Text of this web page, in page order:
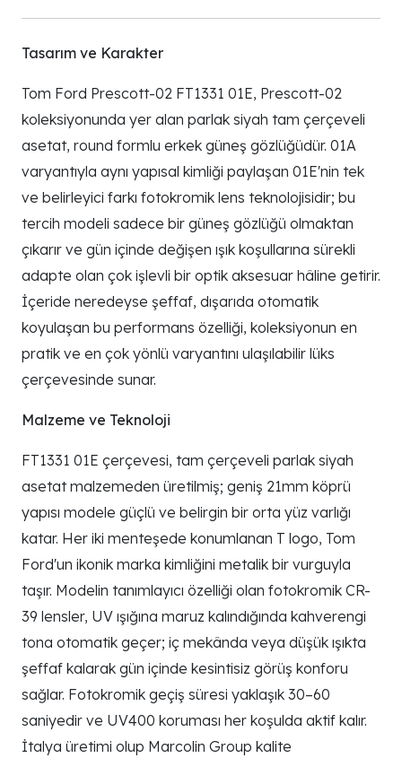
Tasarım ve Karakter
Tom Ford Prescott-02 FT1331 01E, Prescott-02
koleksiyonunda yer alan parlak siyah tam çerçeveli
asetat, round formlu erkek güneş gözlüğüdür. 01A
varyantıyla aynı yapısal kimliği paylaşan 01E'nin tek
ve belirleyici farkı fotokromik lens teknolojisidir; bu
tercih modeli sadece bir güneş gözlüğü olmaktan
çıkarır ve gün içinde değişen ışık koşullarına sürekli
adapte olan çok işlevli bir optik aksesuar hâline getirir.
İçeride neredeyse şeffaf, dışarıda otomatik
koyulaşan bu performans özelliği, koleksiyonun en
pratik ve en çok yönlü varyantını ulaşılabilir lüks
çerçevesinde sunar.
Malzeme ve Teknoloji
FT1331 01E çerçevesi, tam çerçeveli parlak siyah
asetat malzemeden üretilmiş; geniş 21mm köprü
yapısı modele güçlü ve belirgin bir orta yüz varlığı
katar. Her iki menteşede konumlanan T logo, Tom
Ford'un ikonik marka kimliğini metalik bir vurguyla
taşır. Modelin tanımlayıcı özelliği olan fotokromik CR-
39 lensler, UV ışığına maruz kalındığında kahverengi
tona otomatik geçer; iç mekânda veya düşük ışıkta
şeffaf kalarak gün içinde kesintisiz görüş konforu
sağlar. Fotokromik geçiş süresi yaklaşık 30–60
saniyedir ve UV400 koruması her koşulda aktif kalır.
İtalya üretimi olup Marcolin Group kalite